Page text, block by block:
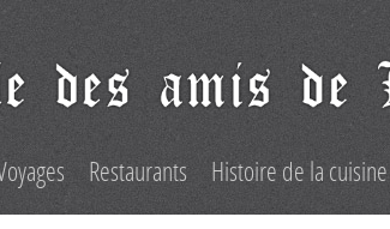
Restaurants Histoire de la cuisine